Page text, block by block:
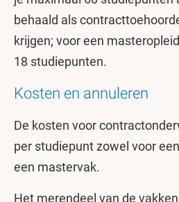
behaald als
krijgen; voor een
18 studiepunten.
Kosten en annuleren
De kosten voor
per studiepunt zowel voor
een mastervak.
Het merendeel van de